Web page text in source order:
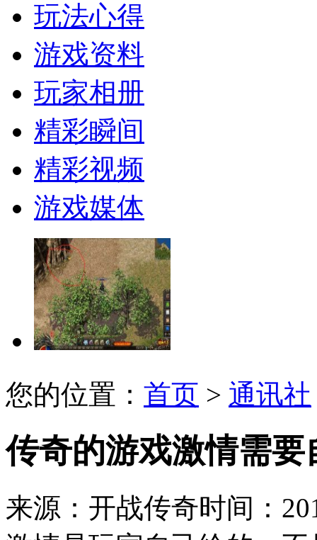
玩法心得
游戏资料
玩家相册
精彩瞬间
精彩视频
游戏媒体
您的位置： 首页 > 通讯社
传奇的游戏激情需要
来源：开战传奇时间：